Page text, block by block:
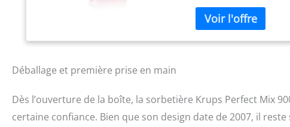
ans FACILE A
vaisselle PRATIQUE :
d'ingrédients
Déballage et première prise en main
Dès l’ouverture de la boîte, la sorbetière Krups Perfect Mix
certaine confiance. Bien que son design date de 2007, il